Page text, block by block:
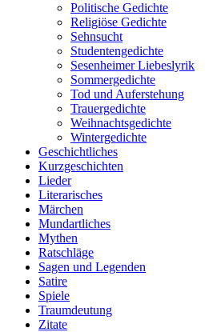
Politische Gedichte
Religiöse Gedichte
Sehnsucht
Studentengedichte
Sesenheimer Liebeslyrik
Sommergedichte
Tod und Auferstehung
Trauergedichte
Weihnachtsgedichte
Wintergedichte
Geschichtliches
Kurzgeschichten
Lieder
Literarisches
Märchen
Mundartliches
Mythen
Ratschläge
Sagen und Legenden
Satire
Spiele
Traumdeutung
Zitate